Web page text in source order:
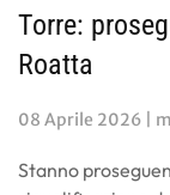
Torre:
Roatta
08 Aprile 2026 |
Stanno